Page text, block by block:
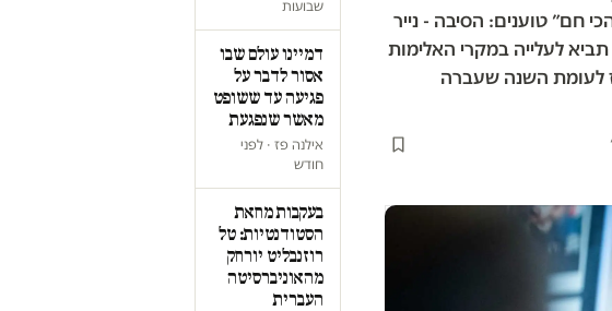
חם״ טוענים: הסיבה - נייר
לעלייה במקרי האלימות
שבועות
דמיינו עולם שבו
אסור לדבר על
פגיעה עד ששופט
מאשר שנפגעת
אילנה פז · לפני
חודש
בעקבות מחאת
הסטודנטיות: טל
רוזנבליט יורחק
מהאוניברסיטה
העברית